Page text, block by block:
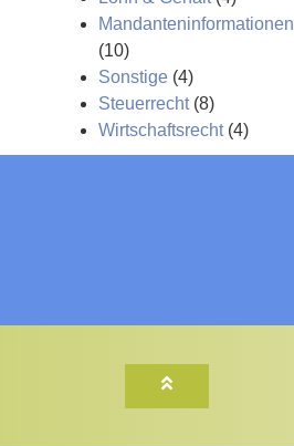
Mandanteninformationen
(10)
Sonstige (4)
Steuerrecht(8)
Wirtschaftsrecht(4)